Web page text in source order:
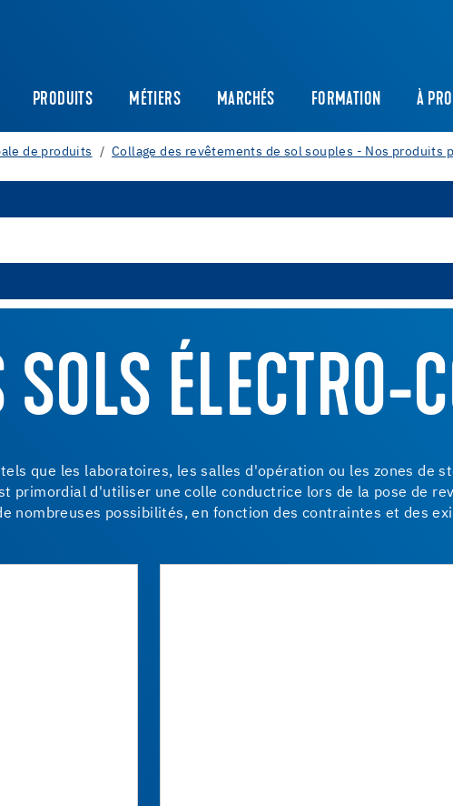
PRODUITS MÉTIERS MARCHÉS FORMATION À
de produits Collage des revêtements de sol souples - Nos produits
SOLS ÉLECTRO-
que les laboratoires, les salles d'opération ou les zones de
primordial d'utiliser une colle conductrice lors de la pose de
nombreuses possibilités, en fonction des contraintes et des